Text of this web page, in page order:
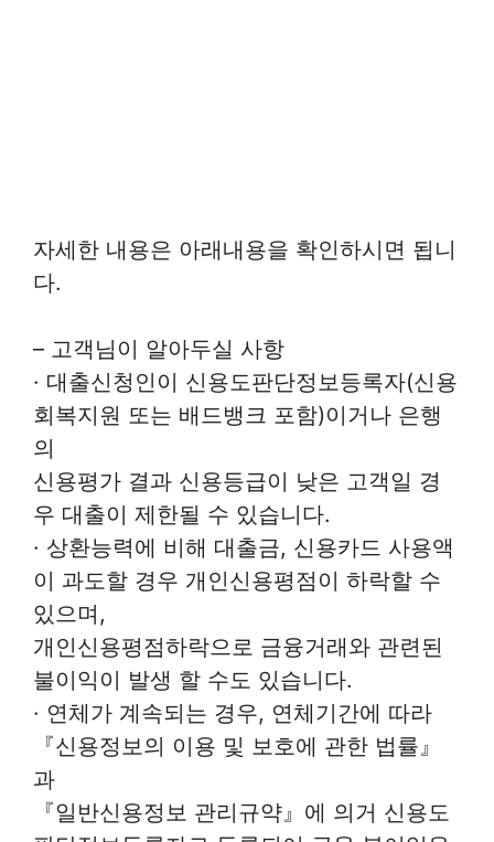
자세한 내용은 아래내용을 확인하시면 됩니
다.
– 고객님이 알아두실 사항
· 대출신청인이 신용도판단정보등록자(신용
회복지원 또는 배드뱅크 포함)이거나 은행
의
신용평가 결과 신용등급이 낮은 고객일 경
우 대출이 제한될 수 있습니다.
· 상환능력에 비해 대출금, 신용카드 사용액
이 과도할 경우 개인신용평점이 하락할 수
있으며,
개인신용평점하락으로 금융거래와 관련된
불이익이 발생 할 수도 있습니다.
· 연체가 계속되는 경우, 연체기간에 따라
『신용정보의 이용 및 보호에 관한 법률』
과
『일반신용정보 관리규약』에 의거 신용도